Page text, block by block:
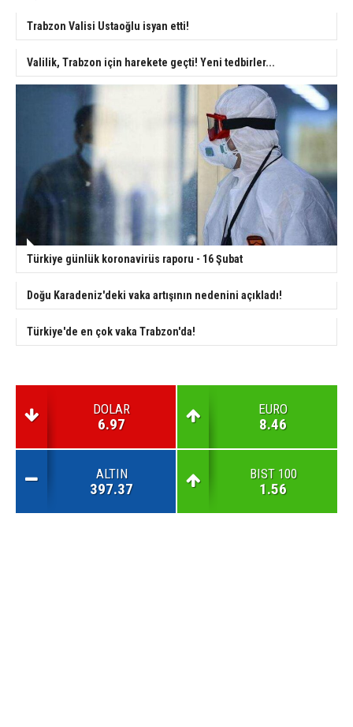
Trabzon Valisi Ustaoğlu isyan etti!
Valilik, Trabzon için harekete geçti! Yeni tedbirler...
Türkiye günlük koronavirüs raporu - 16 Şubat
Doğu Karadeniz'deki vaka artışının nedenini açıkladı!
Türkiye'de en çok vaka Trabzon'da!
DOLAR
6.97
EURO
8.46
ALTIN
397.37
BIST 100
1.56